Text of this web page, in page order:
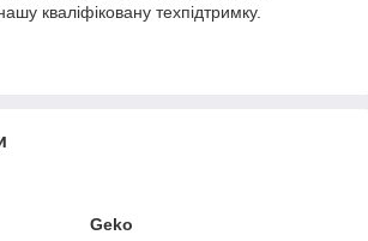
кваліфіковану техпідтримку.
Geko